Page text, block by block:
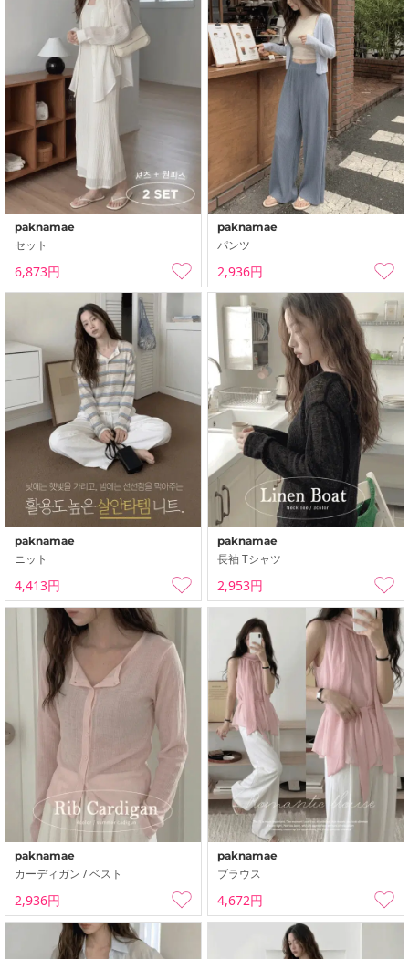
paknamae
セット
6,873円
paknamae
パンツ
2,936円
paknamae
ニット
4,413円
paknamae
長袖 Tシャツ
2,953円
paknamae
カーディガン / ベスト
2,936円
paknamae
ブラウス
4,672円